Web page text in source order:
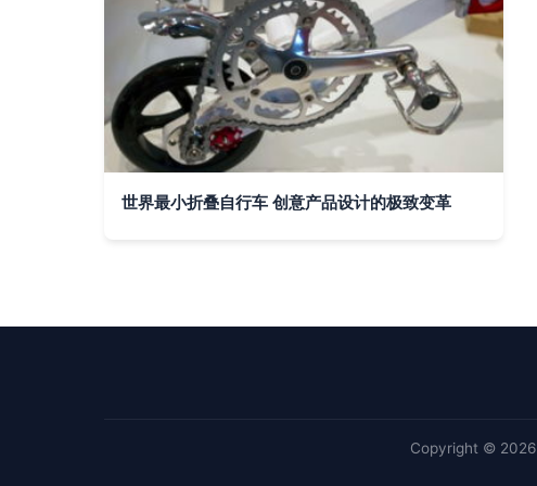
世界最小折叠自行车 创意产品设计的极致变革
Copyright © 2026